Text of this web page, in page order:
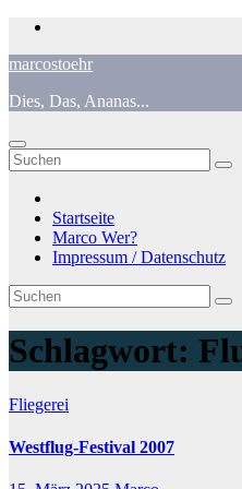
Zum
springen
marcostoehr
Dies, Das, Ananas...
Startseite
Marco Wer?
Impressum / Datenschutz
Schlagwort:
Fliegerei
Westflug-Festival 2007